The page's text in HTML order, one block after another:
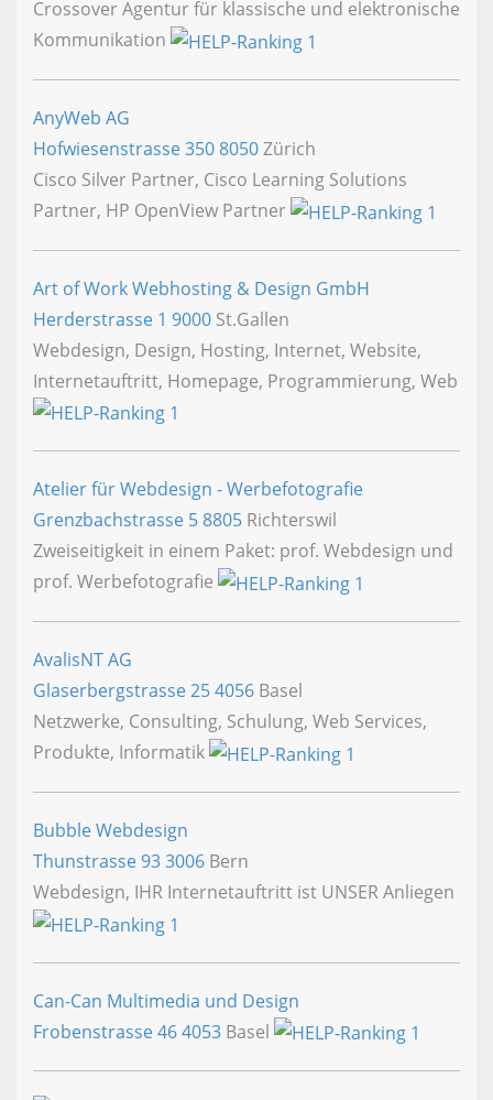
Crossover Agentur für klassische und elektronische
Kommunikation
AnyWeb AG
Hofwiesenstrasse 3508050Zürich
Cisco Silver Partner, Cisco Learning Solutions
Partner, HP OpenView Partner
Art of Work Webhosting & Design GmbH
Herderstrasse 1 9000 St.Gallen
Webdesign, Design, Hosting, Internet, Website,
Internetauftritt, Homepage, Programmierung, Web
Atelier für Webdesign - Werbefotografie
Grenzbachstrasse 58805 Richterswil
Zweiseitigkeit in einem Paket: prof. Webdesign und
prof. Werbefotografie
AvalisNT AG
Glaserbergstrasse 254056 Basel
Netzwerke, Consulting, Schulung, Web Services,
Produkte, Informatik
Bubble Webdesign
Thunstrasse 933006 Bern
Webdesign, IHR Internetauftritt ist UNSER Anliegen
Can-Can Multimedia und Design
Frobenstrasse 464053 Basel